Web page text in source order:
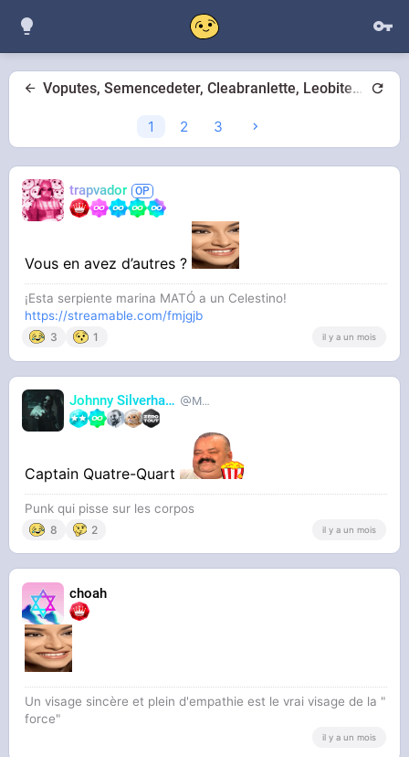
Voputes, Semencedeter, Cleabranlette, Leobite…
1 2 3
trapvador
Vous en avez d’autres ?
¡Esta serpiente marina MATÓ a un Celestino!
https://streamable.com/fmjgjb
3 1 il y a un mois
Johnny Silverhand MetalHurlant
Captain Quatre-Quart
Punk qui pisse sur les corpos
8 2 il y a un mois
choah
Un visage sincère et plein d'empathie est le vrai visage de la "
force"
il y a un mois